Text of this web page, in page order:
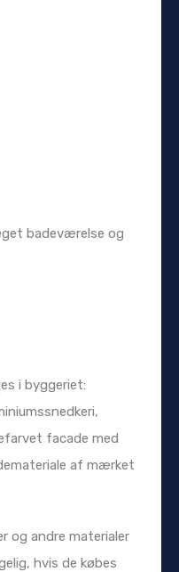
badeværelse og
i byggeriet:
facade med
af mærket
og andre materialer
hvis de købes